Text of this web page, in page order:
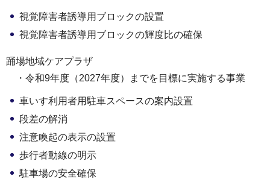
視覚障害者誘導用ブロックの設置
視覚障害者誘導用ブロックの輝度比の確保
踊場地域ケアプラザ
・令和9年度（2027年度）までを目標に実施する事業
車いす利用者用駐車スペースの案内設置
段差の解消
注意喚起の表示の設置
歩行者動線の明示
駐車場の安全確保